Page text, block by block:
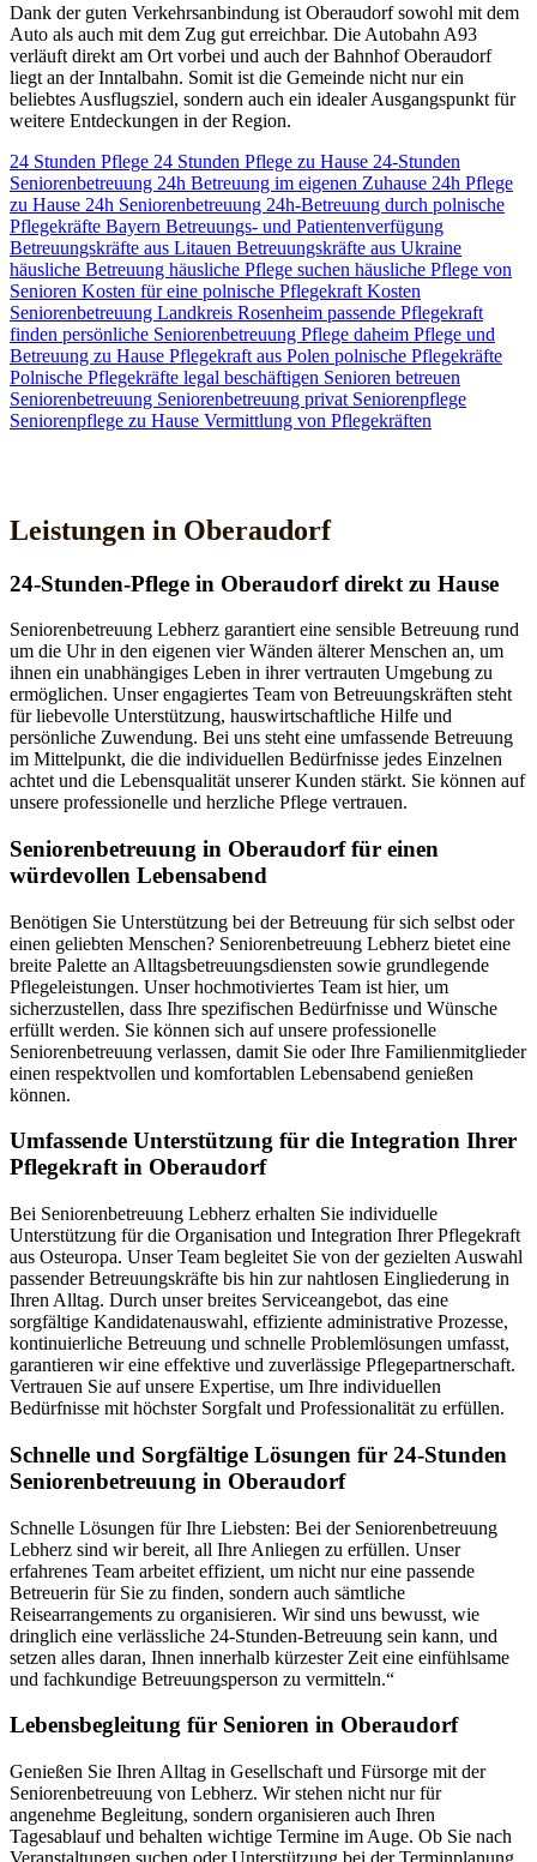
Dank der guten Verkehrsanbindung ist Oberaudorf sowohl mit dem
Auto als auch mit dem Zug gut erreichbar. Die Autobahn A93
verläuft direkt am Ort vorbei und auch der Bahnhof Oberaudorf
liegt an der Inntalbahn. Somit ist die Gemeinde nicht nur ein
beliebtes Ausflugsziel, sondern auch ein idealer Ausgangspunkt für
weitere Entdeckungen in der Region.
24 Stunden Pflege 24 Stunden Pflege zu Hause 24-Stunden
Seniorenbetreuung 24h Betreuung im eigenen Zuhause 24h Pflege
zu Hause 24h Seniorenbetreuung 24h-Betreuung durch polnische
Pflegekräfte Bayern Betreuungs- und Patientenverfügung
Betreuungskräfte aus Litauen Betreuungskräfte aus Ukraine
häusliche Betreuung häusliche Pflege suchen häusliche Pflege von
Senioren Kosten für eine polnische Pflegekraft Kosten
Seniorenbetreuung Landkreis Rosenheim passende Pflegekraft
finden persönliche Seniorenbetreuung Pflege daheim Pflege und
Betreuung zu Hause Pflegekraft aus Polen polnische Pflegekräfte
Polnische Pflegekräfte legal beschäftigen Senioren betreuen
Seniorenbetreuung Seniorenbetreuung privat Seniorenpflege
Seniorenpflege zu Hause Vermittlung von Pflegekräften
Leistungen in Oberaudorf
24-Stunden-Pflege in Oberaudorf direkt zu Hause
Seniorenbetreuung Lebherz garantiert eine sensible Betreuung rund
um die Uhr in den eigenen vier Wänden älterer Menschen an, um
ihnen ein unabhängiges Leben in ihrer vertrauten Umgebung zu
ermöglichen. Unser engagiertes Team von Betreuungskräften steht
für liebevolle Unterstützung, hauswirtschaftliche Hilfe und
persönliche Zuwendung. Bei uns steht eine umfassende Betreuung
im Mittelpunkt, die die individuellen Bedürfnisse jedes Einzelnen
achtet und die Lebensqualität unserer Kunden stärkt. Sie können auf
unsere professionelle und herzliche Pflege vertrauen.
Senioren­betreuung in Oberaudorf für einen
würdevollen Lebensabend
Benötigen Sie Unterstützung bei der Betreuung für sich selbst oder
einen geliebten Menschen? Seniorenbetreuung Lebherz bietet eine
breite Palette an Alltagsbetreuungsdiensten sowie grundlegende
Pflegeleistungen. Unser hochmotiviertes Team ist hier, um
sicherzustellen, dass Ihre spezifischen Bedürfnisse und Wünsche
erfüllt werden. Sie können sich auf unsere professionelle
Seniorenbetreuung verlassen, damit Sie oder Ihre Familienmitglieder
einen respektvollen und komfortablen Lebensabend genießen
können.
Umfassende Unterstützung für die Integration Ihrer
Pflegekraft in Oberaudorf
Bei Seniorenbetreuung Lebherz erhalten Sie individuelle
Unterstützung für die Organisation und Integration Ihrer Pflegekraft
aus Osteuropa. Unser Team begleitet Sie von der gezielten Auswahl
passender Betreuungskräfte bis hin zur nahtlosen Eingliederung in
Ihren Alltag. Durch unser breites Serviceangebot, das eine
sorgfältige Kandidatenauswahl, effiziente administrative Prozesse,
kontinuierliche Betreuung und schnelle Problemlösungen umfasst,
garantieren wir eine effektive und zuverlässige Pflegepartnerschaft.
Vertrauen Sie auf unsere Expertise, um Ihre individuellen
Bedürfnisse mit höchster Sorgfalt und Professionalität zu erfüllen.
Schnelle und Sorgfältige Lösungen für 24-Stunden
Seniorenbetreuung in Oberaudorf
Schnelle Lösungen für Ihre Liebsten: Bei der Seniorenbetreuung
Lebherz sind wir bereit, all Ihre Anliegen zu erfüllen. Unser
erfahrenes Team arbeitet effizient, um nicht nur eine passende
Betreuerin für Sie zu finden, sondern auch sämtliche
Reisearrangements zu organisieren. Wir sind uns bewusst, wie
dringlich eine verlässliche 24-Stunden-Betreuung sein kann, und
setzen alles daran, Ihnen innerhalb kürzester Zeit eine einfühlsame
und fachkundige Betreuungsperson zu vermitteln.“
Lebensbegleitung für Senioren in Oberaudorf
Genießen Sie Ihren Alltag in Gesellschaft und Fürsorge mit der
Seniorenbetreuung von Lebherz. Wir stehen nicht nur für
angenehme Begleitung, sondern organisieren auch Ihren
Tagesablauf und behalten wichtige Termine im Auge. Ob Sie nach
Veranstaltungen suchen oder Unterstützung bei der Terminplanung